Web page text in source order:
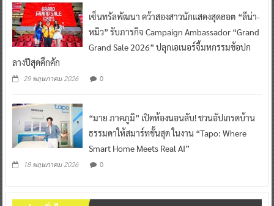
เซ็นทรัลพัฒนา คว้าสองสาวนักแสดงสุดฮอต “ลีน่า-
หมิว” รับภารกิจ Campaign Ambassador “Grand
Grand Sale 2026” ปลุกเอเนอร์จี้มหกรรมช้อปก
ลางปีสุดคึกคัก
29 พฤษภาคม 2026 0
“มาย ภาคภูมิ” เปิดห้องนอนลับ! ชวนอัปเกรดบ้าน
ธรรมดาให้สมาร์ทขั้นสุด ในงาน “Tapo: Where
Smart Home Meets Real AI”
18 พฤษภาคม 2026 0